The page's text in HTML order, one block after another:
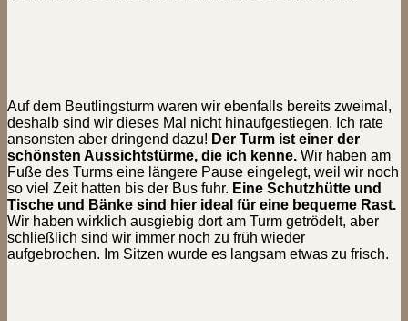
Auf dem Beutlingsturm waren wir ebenfalls bereits zweimal,
deshalb sind wir dieses Mal nicht hinaufgestiegen. Ich rate
ansonsten aber dringend dazu! Der Turm ist einer der
schönsten Aussichtstürme, die ich kenne. Wir haben am
Fuße des Turms eine längere Pause eingelegt, weil wir noch
so viel Zeit hatten bis der Bus fuhr. Eine Schutzhütte und
Tische und Bänke sind hier ideal für eine bequeme Rast.
Wir haben wirklich ausgiebig dort am Turm getrödelt, aber
schließlich sind wir immer noch zu früh wieder
aufgebrochen. Im Sitzen wurde es langsam etwas zu frisch.